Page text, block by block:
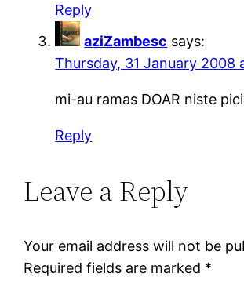
Reply
aziZambesc says:
Thursday, 31 January 2008
mi-au ramas DOAR niste
Reply
Leave a Reply
Your email address will not be
Required fields are marked *